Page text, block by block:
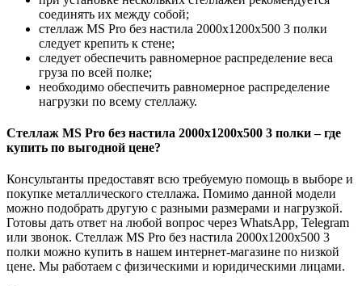
соединять их между собой;
стеллаж MS Pro без настила 2000х1200x500 3 полки
следует крепить к стене;
следует обеспечить равномерное распределение веса
груза по всей полке;
необходимо обеспечить равномерное распределение
нагрузки по всему стеллажу.
Стеллаж MS Pro без настила 2000х1200x500 3 полки – где
купить по выгодной цене?
Консультанты предоставят всю требуемую помощь в выборе и
покупке металлического стеллажа. Помимо данной модели
можно подобрать другую с разными размерами и нагрузкой.
Готовы дать ответ на любой вопрос через WhatsApp, Telegram
или звонок. Стеллаж MS Pro без настила 2000х1200x500 3
полки можно купить в нашем интернет-магазине по низкой
цене. Мы работаем с физическими и юридическими лицами.